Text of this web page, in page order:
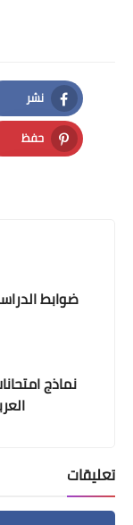
نشر
Facebook
حفظ
Pinterest
ضوابط
نماذج
تعليقات